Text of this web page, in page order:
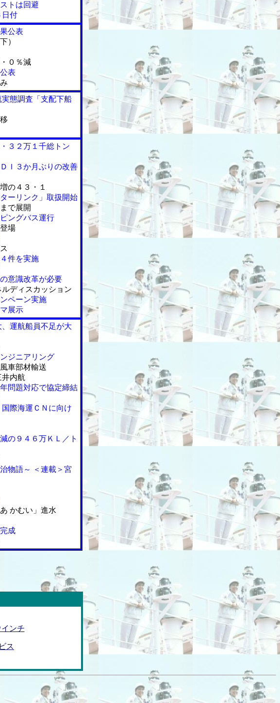
トは回避
日付
公表
）
０％減
表
実態調査「支配下船
３２万１千総トン
Ｉ３か月ぶりの改善
の４３・１
ーリンク」取扱開始
で展開
ングバス運行
場
件を実施
意識改革が必要
ディスカッション
ペーン実施
展示
、運航船員不足が大
ジニアリング
車部材輸送
内航
問題対応で協定締結
国際海運ＣＮに向け
の９４６万ＫＬ／ト
物語～ ＜連載＞宮
かむい」進水
成
ンチ
ス